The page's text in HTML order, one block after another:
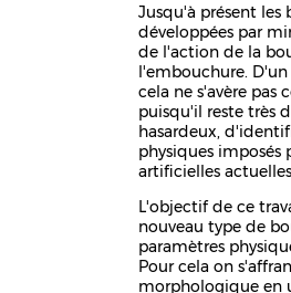
Jusqu'à présent les
développées par
de l'action de la
l'embouchure.
cela ne s'avère
puisqu'il reste très
hasardeux,
physiques imposés
artificielles
L'objectif de ce
nouveau type de
paramètres
Pour cela on
morphologique en